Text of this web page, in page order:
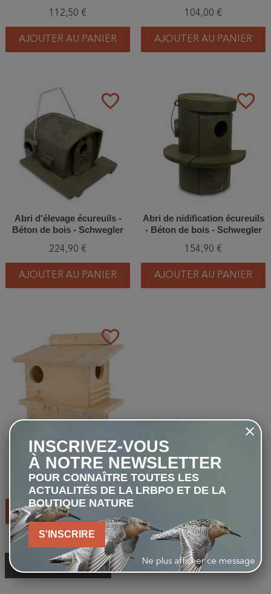
112,50 €
AJOUTER AU PANIER
104,00 €
AJOUTER AU PANIER
favorite_border
Abri d'élevage écureuils -
Béton de bois - Schwegler
224,90 €
AJOUTER AU PANIER
favorite_border
Abri de nidification écureuils
- Béton de bois - Schwegler
154,90 €
AJOUTER AU PANIER
favorite_border
Abri à écureuils - Bois
d'épinette
90,00 €
AJOUTER AU PANIER
RETOUR EN HAUT
INSCRIVEZ-VOUS
À NOTRE NEWSLETTER
POUR CONNAÎTRE TOUTES LES
ACTUALITÉS DE LA LRBPO ET DE LA
BOUTIQUE NATURE
S'INSCRIRE
Ne plus afficher ce message